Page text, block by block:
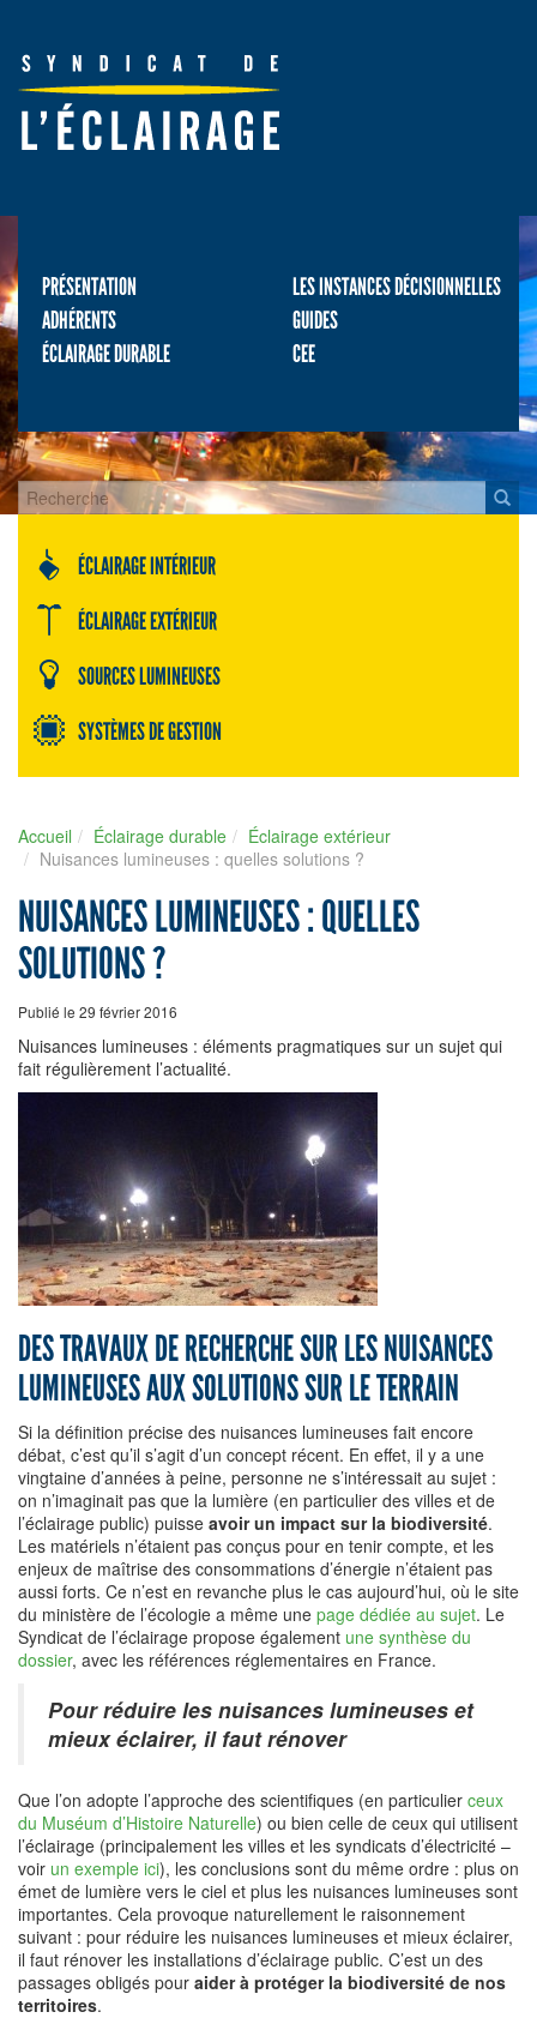
PRÉSENTATION
LES INSTANCES DÉCISIONNELLES
ADHÉRENTS
GUIDES
ÉCLAIRAGE DURABLE
CEE
ÉCLAIRAGE INTÉRIEUR
ÉCLAIRAGE EXTÉRIEUR
SOURCES LUMINEUSES
SYSTÈMES DE GESTION
Accueil Éclairage durable
Éclairage extérieur
Nuisances lumineuses : quelles solutions ?
NUISANCES LUMINEUSES : QUELLES
SOLUTIONS ?
Publié le 29 février 2016
Nuisances lumineuses : éléments pragmatiques sur un sujet qui
fait régulièrement l’actualité.
DES TRAVAUX DE RECHERCHE SUR LES NUISANCES
LUMINEUSES AUX SOLUTIONS SUR LE TERRAIN
Si la définition précise des nuisances lumineuses fait encore
débat, c’est qu’il s’agit d’un concept récent. En effet, il y a une
vingtaine d’années à peine, personne ne s’intéressait au sujet :
on n’imaginait pas que la lumière (en particulier des villes et de
l’éclairage public) puisse avoir un impact sur la biodiversité.
Les matériels n’étaient pas conçus pour en tenir compte, et les
enjeux de maîtrise des consommations d’énergie n’étaient pas
aussi forts. Ce n’est en revanche plus le cas aujourd’hui, où le site
du ministère de l’écologie a même une page dédiée au sujet. Le
Syndicat de l’éclairage propose également une synthèse du
dossier, avec les références réglementaires en France.
Pour réduire les nuisances lumineuses et
mieux éclairer, il faut rénover
Que l’on adopte l’approche des scientifiques (en particulier ceux
du Muséum d’Histoire Naturelle) ou bien celle de ceux qui utilisent
l’éclairage (principalement les villes et les syndicats d’électricité –
voir un exemple ici), les conclusions sont du même ordre : plus on
émet de lumière vers le ciel et plus les nuisances lumineuses sont
importantes. Cela provoque naturellement le raisonnement
suivant : pour réduire les nuisances lumineuses et mieux éclairer,
il faut rénover les installations d’éclairage public. C’est un des
passages obligés pour aider à protéger la biodiversité de nos
territoires.